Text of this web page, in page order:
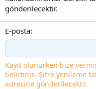
gönderilecektir.
E-posta
Kayıt olunurken bize
belirtiniz. Şifre yenileme
adresine gönderilecektir.